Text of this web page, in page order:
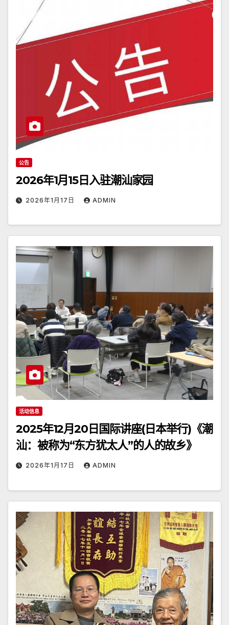
公告
2026年1月15日入驻潮汕家园
2026年1月17日 ADMIN
活动信息
2025年12月20日国际讲座(日本举行)《潮
汕：被称为“东方犹太人”的人的故乡》
2026年1月17日 ADMIN